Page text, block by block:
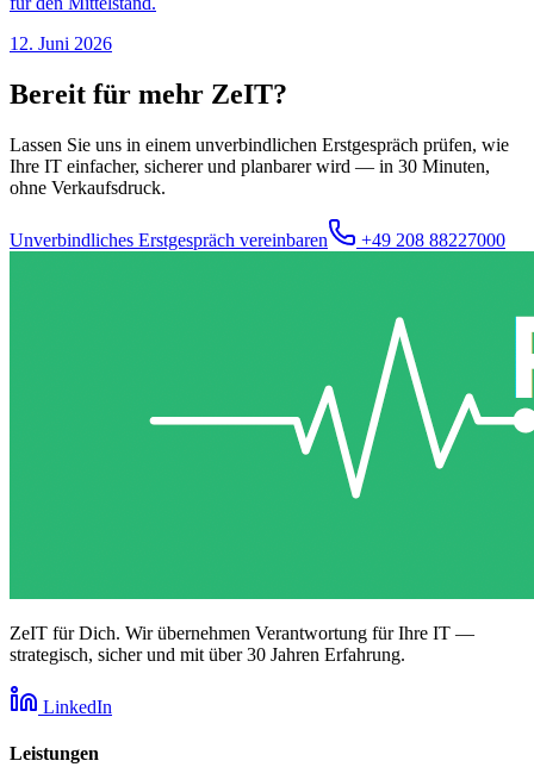
12. Juni 2026
Bereit für mehr ZeIT?
Lassen Sie uns in einem unverbindlichen Erstgespräch prüfen, wie
Ihre IT einfacher, sicherer und planbarer wird — in 30 Minuten,
ohne Verkaufsdruck.
Unverbindliches Erstgespräch vereinbaren +49 208 88227000
ZeIT für Dich. Wir übernehmen Verantwortung für Ihre IT —
strategisch, sicher und mit über 30 Jahren Erfahrung.
LinkedIn
Leistungen